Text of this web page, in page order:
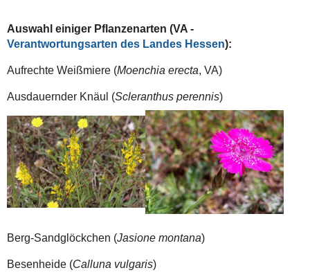
Auswahl einiger Pflanzenarten (VA -
Verantwortungsarten des Landes Hessen):
Aufrechte Weißmiere (Moenchia erecta, VA)
Ausdauernder Knäul (Scleranthus perennis)
Berg-Sandglöckchen (Jasione montana)
Besenheide (Calluna vulgaris)